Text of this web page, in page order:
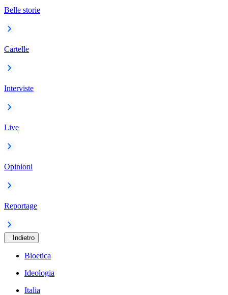
Belle storie
Cartelle
Interviste
Live
Opinioni
Reportage
Indietro
Bioetica
Ideologia
Italia